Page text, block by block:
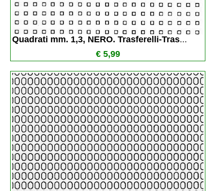
Quadrati mm. 1,3, NERO. Trasferelli-Tras...
€ 5,99